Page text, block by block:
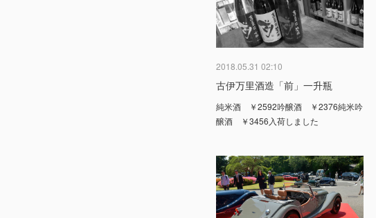
2018.05.31 02:10
古伊万里酒造「前」一升瓶
純米酒 ￥2592吟醸酒 ￥2376純米吟
醸酒 ￥3456入荷しました